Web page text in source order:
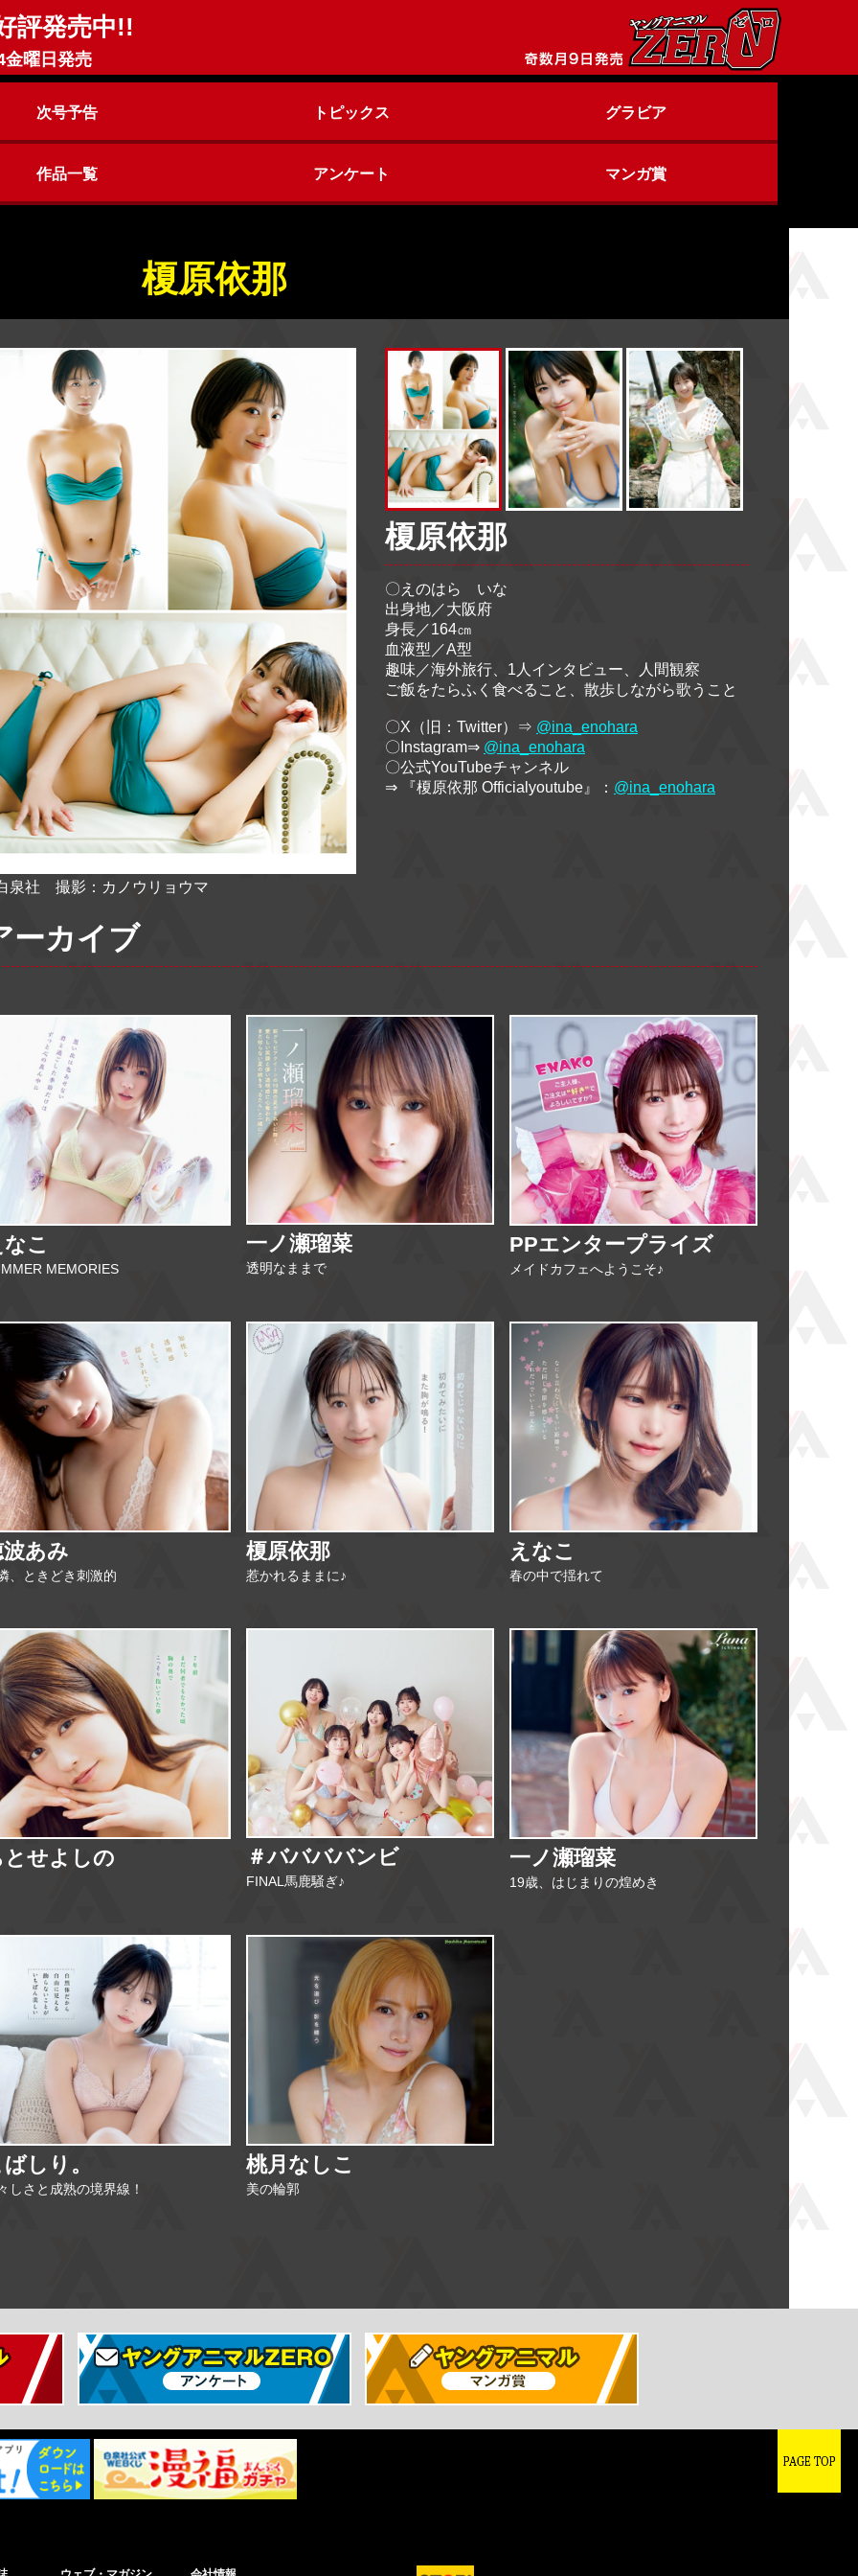
評発売中!!
金曜日発売
次号予告 トピックス グラビア
作品一覧 アンケート マンガ賞
榎原依那
泉社 撮影：カノウリョウマ
榎原依那
〇えのはら いな
出身地／大阪府
身長／164㎝
血液型／A型
趣味／海外旅行、1人インタビュー、人間観察
ご飯をたらふく食べること、散歩しながら歌うこと
〇X（旧：Twitter）⇒ @ina_enohara
〇Instagram⇒ @ina_enohara
〇公式YouTubeチャンネル
⇒ 『榎原依那 Officialyoutube』： @ina_enohara
ーカイブ
こ
MEMORIES
一ノ瀬瑠菜
透明なままで
PPエンタープライズ
メイドカフェへようこそ♪
あみ
、ときどき刺激的
榎原依那
惹かれるままに♪
えなこ
春の中で揺れて
とせよしの ＃ババババンビ
FINAL馬鹿騒ぎ♪
一ノ瀬瑠菜
19歳、はじまりの煌めき
しり。
しさと成熟の境界線！
桃月なしこ
美の輪郭